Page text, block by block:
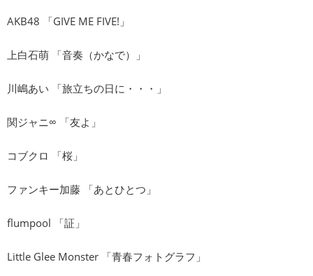
AKB48 「GIVE ME FIVE!」
上白石萌 「音奏（かなで）」
川嶋あい 「旅立ちの日に・・・」
関ジャニ∞ 「友よ」
コブクロ 「桜」
ファンキー加藤 「あとひとつ」
flumpool 「証」
Little Glee Monster 「青春フォトグラフ」